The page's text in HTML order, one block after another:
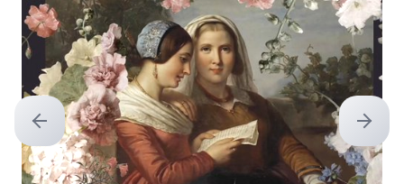
Previous slide Next